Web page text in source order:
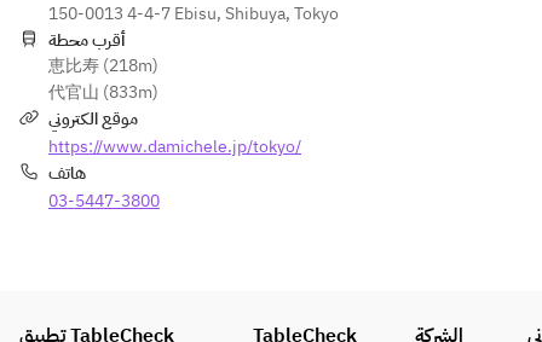
150-0013 4-4-7 Ebisu, Shibuya, Tokyo
أقرب محطة
恵比寿 (218m)
代官山 (833m)
موقع الكتروني
https://www.damichele.jp/tokyo/
هاتف
03-5447-3800
تطبيق TableCheck TableCheck الشركة